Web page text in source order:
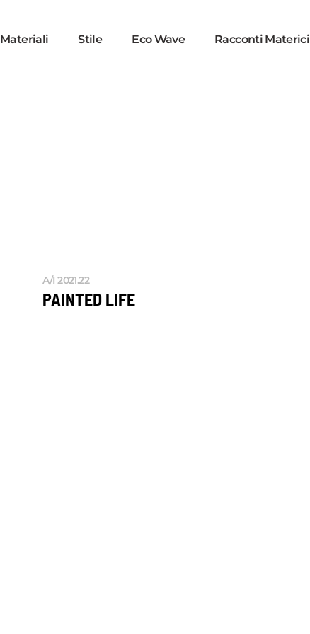
Materiali Stile Eco Wave Racconti Materici
A/I 2021.22
PAINTED LIFE